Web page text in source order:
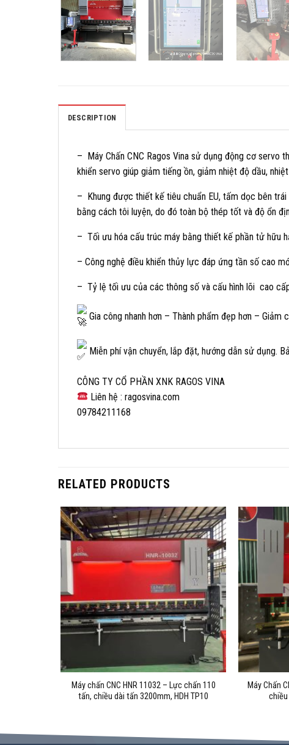
DESCRIPTION
– Máy Chấn CNC Ragos Vina sử dụng động cơ servo
khiển servo giúp giảm tiếng ồn, giảm nhiệt độ dầu,
– Khung được thiết kế tiêu chuẩn EU, tấm dọc bên
bằng cách tôi luyện, do đó toàn bộ thép tốt và độ ổn
– Tối ưu hóa cấu trúc máy bằng thiết kế phần tử hữu
– Công nghệ điều khiển thủy lực đáp ứng tần số cao
– Tỷ lệ tối ưu của các thông số và cấu hình lõi cao
Gia công nhanh hơn – Thành phẩm đẹp hơn – Giảm
Miễn phí vận chuyển, lắp đặt, hướng dẫn sử dụng.
CÔNG TY CỔ PHẦN XNK RAGOS VINA
Liên hệ : ragosvina.com
09784211168
RELATED PRODUCTS
Máy chấn CNC HNR 11032 – Lực chấn 110
tấn, chiều dài tấn 3200mm, HDH TP10
Máy Chấn
chiều